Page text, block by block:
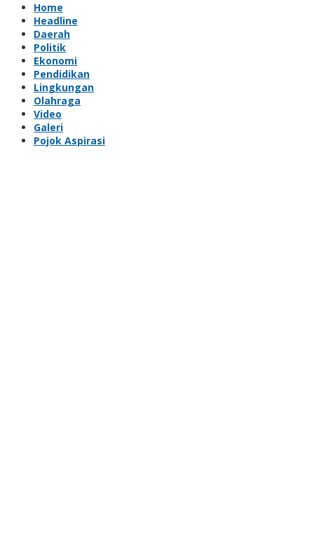
Home
Headline
Daerah
Politik
Ekonomi
Pendidikan
Lingkungan
Olahraga
Video
Galeri
Pojok Aspirasi